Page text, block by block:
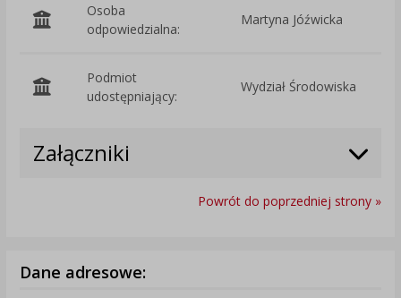
Osoba
odpowiedzialna:
Martyna Jóźwicka
Podmiot
udostępniający:
Wydział Środowiska
Załączniki
Powrót do poprzedniej strony »
Dane adresowe: